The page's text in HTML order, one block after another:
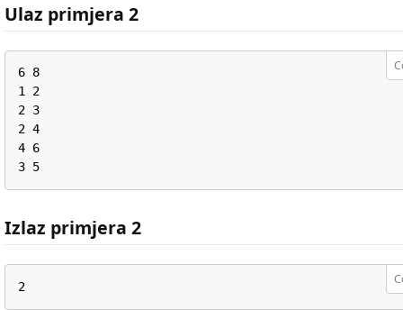
Ulaz primjera 2
6 8
1 2
2 3
2 4
4 6
3 5
Izlaz primjera 2
2